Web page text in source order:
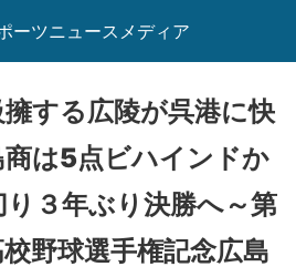
ーツニュースメディア
する広陵が呉港に快
は5点ビハインドか
り３年ぶり決勝へ～第
野球選手権記念広島